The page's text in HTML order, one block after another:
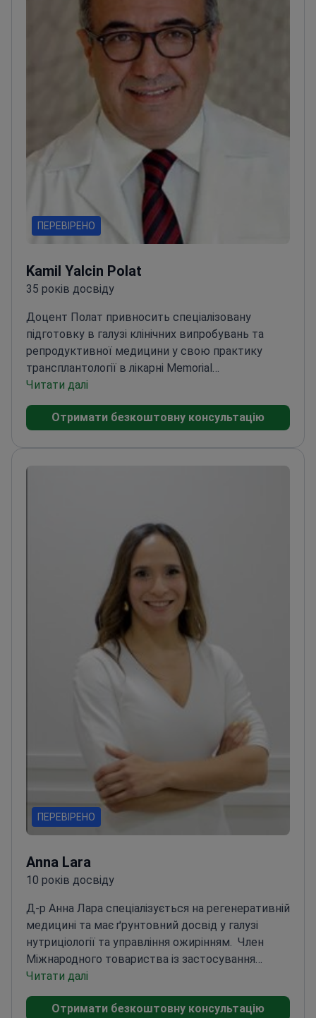
ПЕРЕВІРЕНО
Kamil Yalcin Polat
35 років досвіду
Доцент Полат привносить спеціалізовану
підготовку в галузі клінічних випробувань та
репродуктивної медицини у свою практику
трансплантології в лікарні Memorial
Bahçelievler.
випробувань Лондонського університетуВузька
спеціалізація з репродуктивної медицини в
акушерства та гінекології в стамбульській
лікарні Гьозтепе
Читати далі
Отримати безкоштовну консультацію
ПЕРЕВІРЕНО
Anna Lara
10 років досвіду
Д-р Анна Лара спеціалізується на регенеративній
медицині та має ґрунтовний досвід у галузі
нутриціології та управління ожирінням. Член
Міжнародного товариства із застосування
стовбурових клітин (ISSCA)
програмою SCOPE Всесвітньої федерації по
боротьбі з ожиріннямСпеціалізується на науково
Читати далі
Отримати безкоштовну консультацію